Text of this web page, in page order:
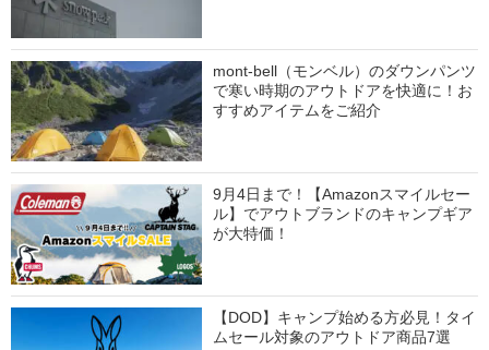
mont-bell（モンベル）のダウンパンツ
で寒い時期のアウトドアを快適に！お
すすめアイテムをご紹介
9月4日まで！【Amazonスマイルセー
ル】でアウトブランドのキャンプギア
が大特価！
【DOD】キャンプ始める方必見！タイ
ムセール対象のアウトドア商品7選